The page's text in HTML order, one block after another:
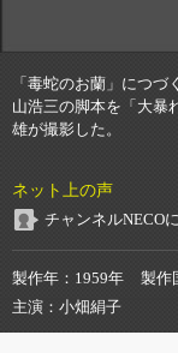
「毒蛇のお蘭」につ
山浩三の脚本を「大暴
雄が撮影した。
ネット上の声
チャンネルNECO
製作年 1959年 製作
主演
小畑絹子